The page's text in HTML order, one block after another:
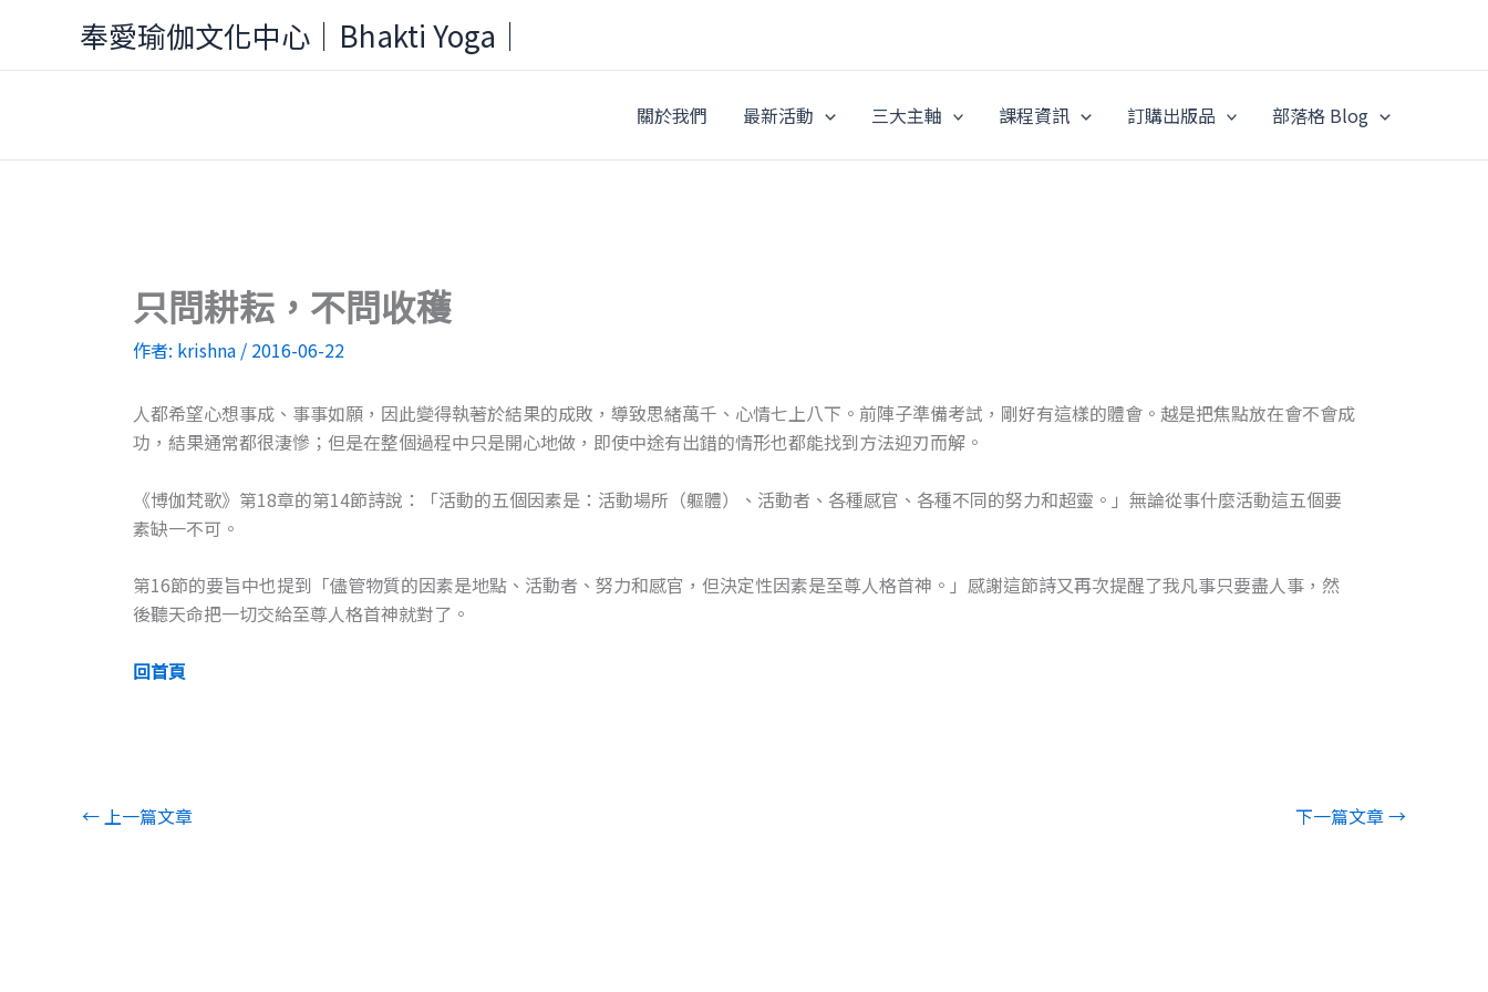
主
容
奉愛瑜伽文化中心｜Bhakti Yoga｜
關於我們 最新活動 三大主軸 課程資訊 訂購出版品 部落格 Blog
只問耕耘，不問收穫
作者: krishna / 2016-06-22
人都希望心想事成、事事如願，因此變得執著於結果的成敗，導致思緒萬千、心情七上八下。前陣子準備考試，剛好有這樣的體會。越是把焦點放在會不會成
功，結果通常都很淒慘；但是在整個過程中只是開心地做，即使中途有出錯的情形也都能找到方法迎刃而解。
《博伽梵歌》第18章的第14節詩說：「活動的五個因素是：活動場所（軀體）、活動者、各種感官、各種不同的努力和超靈。」無論從事什麼活動這五個要
素缺一不可。
第16節的要旨中也提到「儘管物質的因素是地點、活動者、努力和感官，但決定性因素是至尊人格首神。」感謝這節詩又再次提醒了我凡事只要盡人事，然
後聽天命把一切交給至尊人格首神就對了。
回首頁
←上一篇文章 下一篇文章→